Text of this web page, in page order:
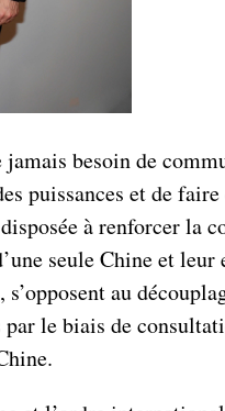
besoin de
puissances et de
à renforcer la
seule Chine et leur
au
le biais de